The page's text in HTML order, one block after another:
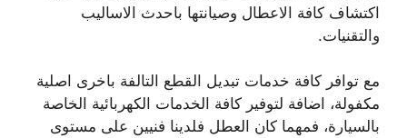
اكتشاف كافة الاعطال وصيانتها باحدث الاساليب
والتقنيات.
مع توافر كافة خدمات تبديل القطع التالفة باخرى اصلية
مكفولة، اضافة لتوفير كافة الخدمات الكهربائية الخاصة
بالسيارة، فمهما كان العطل فلدينا فنيين على مستوى